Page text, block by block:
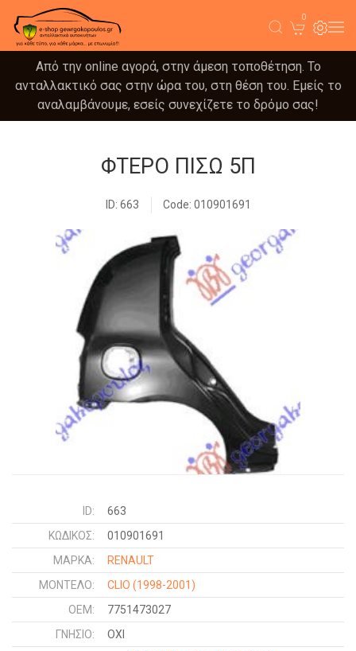
0
Από την online αγορά, στην άμεση τοποθέτηση. Το
ανταλλακτικό σας στην ώρα του, στη θέση του. Εμείς το
αναλαμβάνουμε, εσείς συνεχίζετε το δρόμο σας!
ΦΤΕΡΟ ΠΙΣΩ 5Π
ID: 663 Code: 010901691
ID:
663
ΚΩΔΙΚΌΣ:
010901691
ΜΑΡΚΑ:
RENAULT
ΜΟΝΤΕΛΟ:
CLIO (1998-2001)
OEM:
7751473027
ΓΝΉΣΙΟ:
ΟΧΙ